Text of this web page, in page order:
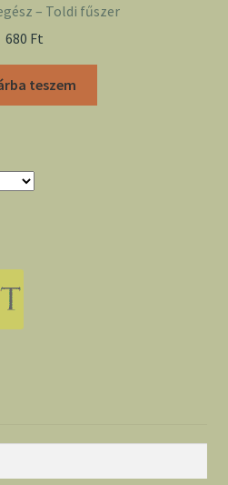
– Toldi fűszer
680 Ft
teszem